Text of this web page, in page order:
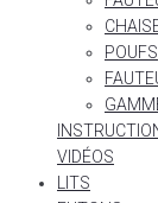
POUFS
VIDÉOS
LITS